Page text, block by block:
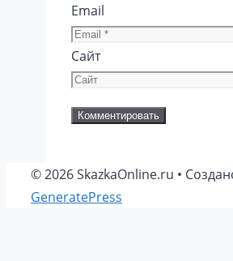
Email
Сайт
© 2026 SkazkaOnline.ru •
GeneratePress